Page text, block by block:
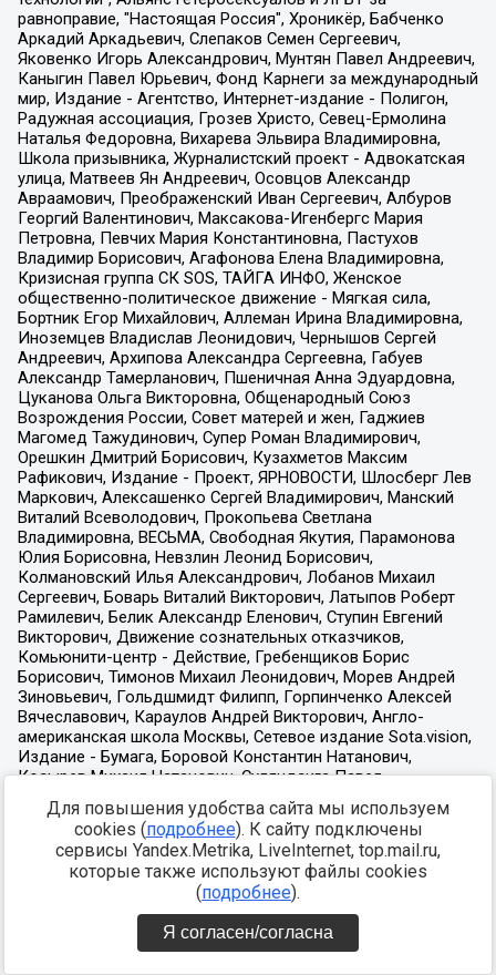
Для повышения удобства сайта мы используем
cookies (подробнее). К сайту подключены
сервисы Yandex.Metrika, LiveInternet, top.mail.ru,
которые также используют файлы cookies
(подробнее).
Я согласен/согласна